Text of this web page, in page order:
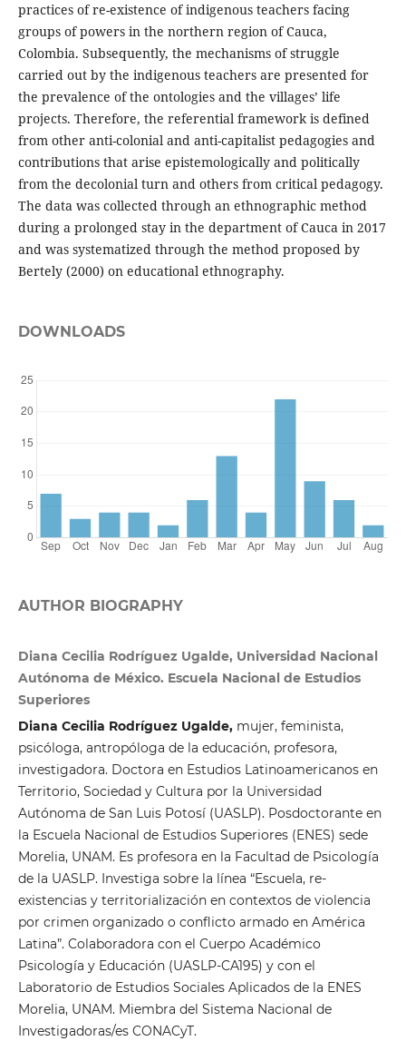
practices of re-existence of indigenous teachers facing
groups of powers in the northern region of Cauca,
Colombia. Subsequently, the mechanisms of struggle
carried out by the indigenous teachers are presented for
the prevalence of the ontologies and the villages’ life
projects. Therefore, the referential framework is defined
from other anti-colonial and anti-capitalist pedagogies and
contributions that arise epistemologically and politically
from the decolonial turn and others from critical pedagogy.
The data was collected through an ethnographic method
during a prolonged stay in the department of Cauca in 2017
and was systematized through the method proposed by
Bertely (2000) on educational ethnography.
DOWNLOADS
AUTHOR BIOGRAPHY
Diana Cecilia Rodríguez Ugalde, Universidad Nacional
Autónoma de México. Escuela Nacional de Estudios
Superiores
Diana Cecilia Rodríguez Ugalde, mujer, feminista,
psicóloga, antropóloga de la educación, profesora,
investigadora. Doctora en Estudios Latinoamericanos en
Territorio, Sociedad y Cultura por la Universidad
Autónoma de San Luis Potosí (UASLP). Posdoctorante en
la Escuela Nacional de Estudios Superiores (ENES) sede
Morelia, UNAM. Es profesora en la Facultad de Psicología
de la UASLP. Investiga sobre la línea “Escuela, re-
existencias y territorialización en contextos de violencia
por crimen organizado o conflicto armado en América
Latina”. Colaboradora con el Cuerpo Académico
Psicología y Educación (UASLP-CA195) y con el
Laboratorio de Estudios Sociales Aplicados de la ENES
Morelia, UNAM. Miembra del Sistema Nacional de
Investigadoras/es CONACyT.